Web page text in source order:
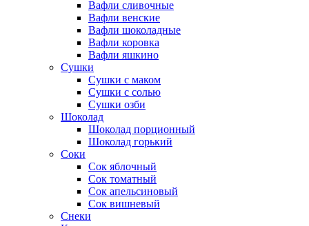
Вафли сливочные
Вафли венские
Вафли шоколадные
Вафли коровка
Вафли яшкино
Сушки
Сушки с маком
Сушки с солью
Сушки озби
Шоколад
Шоколад порционный
Шоколад горький
Соки
Сок яблочный
Сок томатный
Сок апельсиновый
Сок вишневый
Снеки